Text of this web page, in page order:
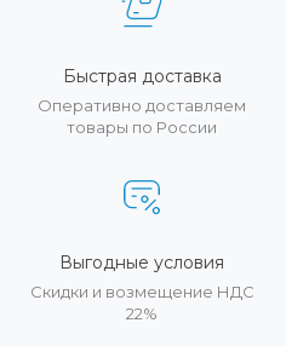
Быстрая доставка
Оперативно доставляем
товары по России
Выгодные условия
Скидки и возмещение НДС
22%